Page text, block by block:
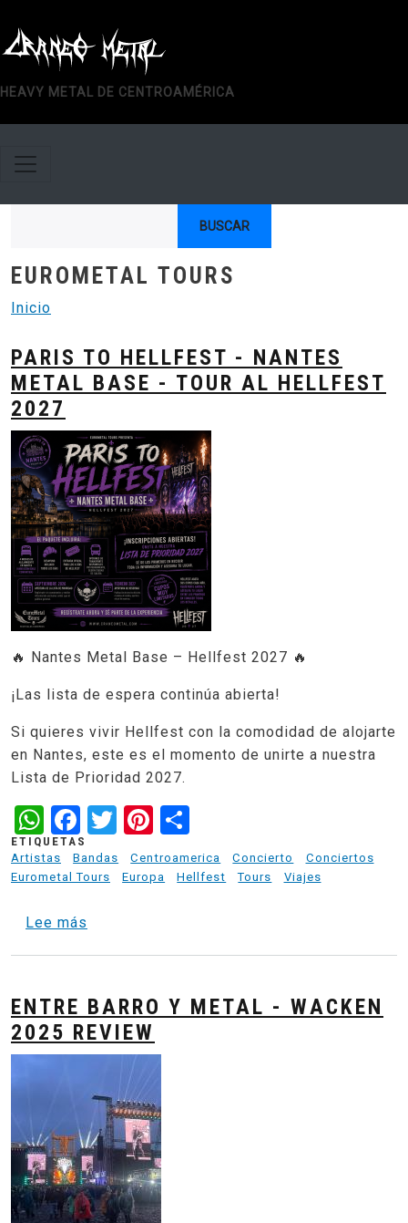
HEAVY METAL DE CENTROAMÉRICA
EUROMETAL TOURS
Inicio
PARIS TO HELLFEST - NANTES
METAL BASE - TOUR AL HELLFEST
2027
🔥 Nantes Metal Base – Hellfest 2027 🔥
¡Las lista de espera continúa abierta!
Si quieres vivir Hellfest con la comodidad de alojarte
en Nantes, este es el momento de unirte a nuestra
Lista de Prioridad 2027.
WhatsApp
Facebook
TwitterPinterest
ETIQUETAS
Artistas
Bandas Centroamerica Concierto
Conciertos
Eurometal Tours
Europa Hellfest Tours Viajes
Lee más
ENTRE BARRO Y METAL - WACKEN
2025 REVIEW